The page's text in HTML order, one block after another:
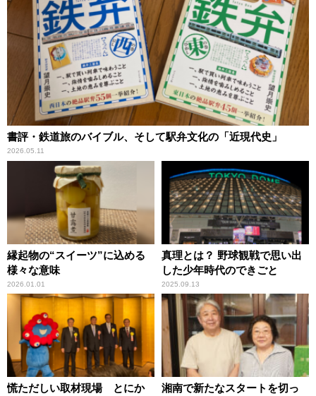
書評・鉄道旅のバイブル、そして駅弁文化の「近現代史」
2026.05.11
縁起物の“スイーツ”に込める
様々な意味
2026.01.01
真理とは？ 野球観戦で思い出
した少年時代のできごと
2025.09.13
慌ただしい取材現場 とにか
湘南で新たなスタートを切っ